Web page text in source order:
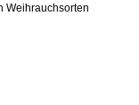
Weihrauchsorten